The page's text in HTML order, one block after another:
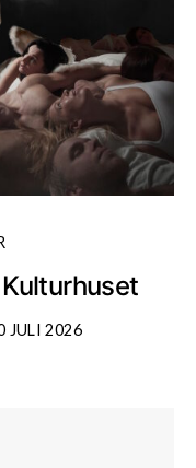
JULI 2026